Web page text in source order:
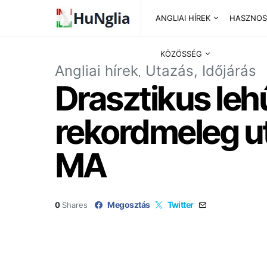
ANGLIAI HÍREK
KÖZÖSSÉG
Angliai hírek Utazás, Időjárás
Drasztikus
rekordmeleg
MA
0 Shares Megosztás Twitter